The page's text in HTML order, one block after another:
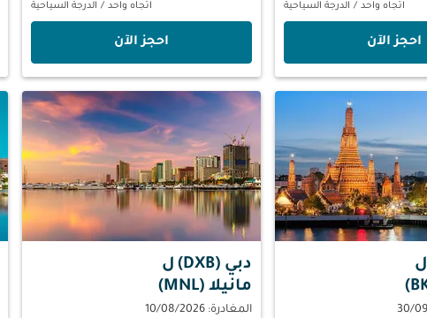
اتجاه واحد / الدرجة السياحية
‫احجز الآن‬
اتجاه واحد / الدرجة السياحية
‫احجز الآن‬
ل
دبي (DXB)
ل
مانيلا (MNL)
المغادرة: 10/08/2026